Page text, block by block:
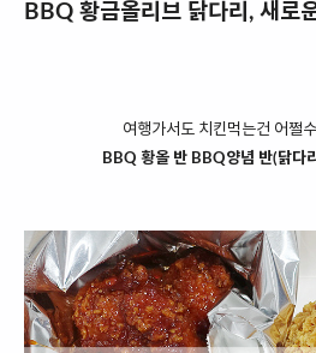
BBQ 황금올리브 닭다리, 새로
여행가서도 치킨먹는건 어쩔
BBQ 황올 반 BBQ양념 반(닭다